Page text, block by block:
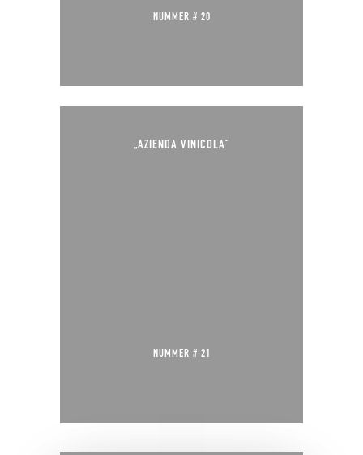
NUMMER # 20
„AZIENDA VINICOLA“
NUMMER # 21